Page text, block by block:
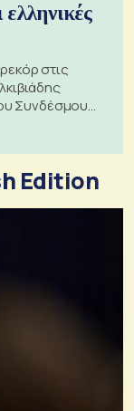
ελληνικές
στις
Συνδέσμου
Edition